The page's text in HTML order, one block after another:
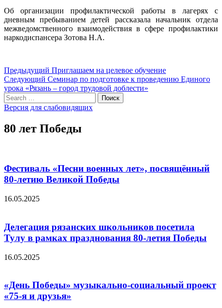
Об организации профилактической работы в лагерях с
дневным пребыванием детей рассказала начальник отдела
межведомственного взаимодействия в сфере профилактики
наркодиспансера Зотова Н.А.
Навигация
по
записям
Предыдущий Предыдущий
пост:
Приглашаем на целевое обучение
Следующий Следующий
пост:
Семинар по подготовке к проведению Единого
урока «Рязань – город трудовой доблести»
Search
for:
Поиск
Версия для слабовидящих
80 лет Победы
Фестиваль «Песни военных лет», посвящённый
80-летию Великой Победы
16.05.2025
Делегация рязанских школьников посетила
Тулу в рамках празднования 80-летия Победы
16.05.2025
«День Победы» музыкально-социальный проект
«75-я и друзья»